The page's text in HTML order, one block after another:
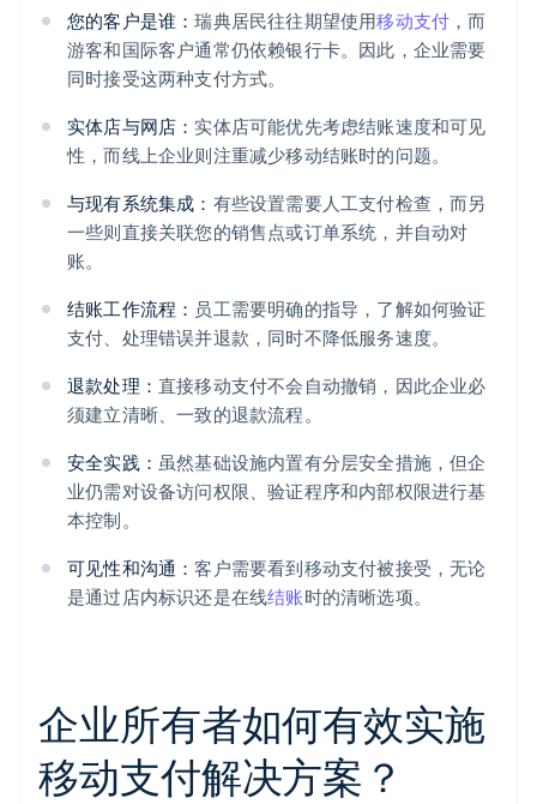
您的客户是谁：瑞典居民往往期望使用移动支付 ，而
游客和国际客户通常仍依赖银行卡。因此，企业需要
同时接受这两种支付方式。
实体店与网店： 实体店可能优先考虑结账速度和可见
性，而线上企业则注重减少移动结账时的问题。
与现有系统集成： 有些设置需要人工支付检查，而另
一些则直接关联您的销售点或订单系统，并自动对
账。
结账工作流程： 员工需要明确的指导，了解如何验证
支付、处理错误并退款，同时不降低服务速度。
退款处理： 直接移动支付不会自动撤销，因此企业必
须建立清晰、一致的退款流程。
安全实践： 虽然基础设施内置有分层安全措施，但企
业仍需对设备访问权限、验证程序和内部权限进行基
本控制。
可见性和沟通：客户需要看到移动支付被接受，无论
是通过店内标识还是在线结账时的清晰选项。
企业所有者如何有效实施
移动支付解决方案？